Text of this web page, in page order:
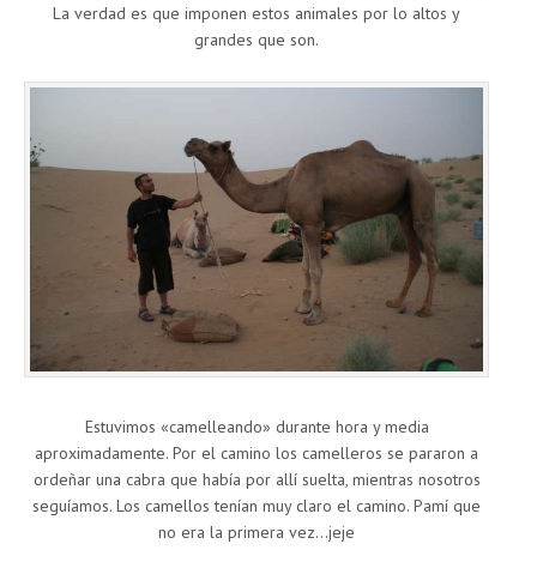
La verdad es que imponen estos animales por lo altos y
grandes que son.
Estuvimos «camelleando» durante hora y media
aproximadamente. Por el camino los camelleros se pararon a
ordeñar una cabra que había por allí suelta, mientras nosotros
seguíamos. Los camellos tenían muy claro el camino. Pamí que
no era la primera vez…jeje